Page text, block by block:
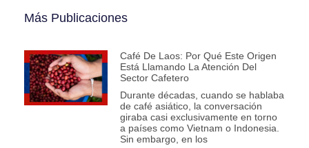
Más Publicaciones
Café De Laos: Por Qué Este Origen
Está Llamando La Atención Del
Sector Cafetero
Durante décadas, cuando se hablaba
de café asiático, la conversación
giraba casi exclusivamente en torno
a países como Vietnam o Indonesia.
Sin embargo, en los